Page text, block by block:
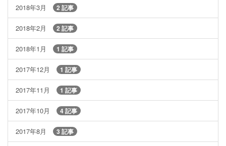
2018年3月 2 記事
2018年2月 2 記事
2018年1月 1 記事
2017年12月 1 記事
2017年11月 1 記事
2017年10月 4 記事
2017年8月 3 記事